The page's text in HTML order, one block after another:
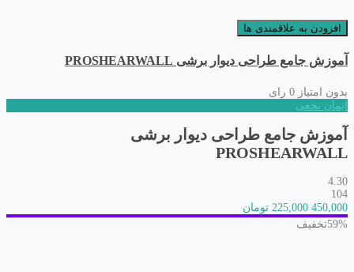
افزودن به علاقمندی ها
آموزش جامع طراحی دیوار برشی PROSHEARWALL
بدون امتیاز 0 رای
ایمان نخعی
آموزش جامع طراحی دیوار برشی
PROSHEARWALL
4.30
104
450,000 225,000 تومان
59%تخفیف